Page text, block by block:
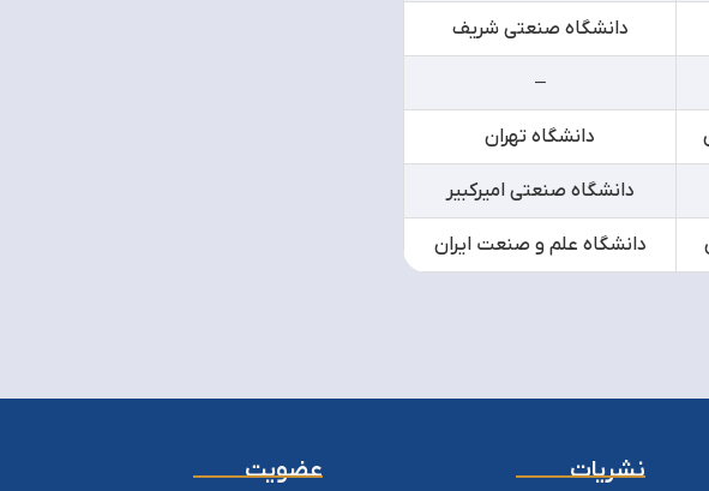
دانشگاه صنعتی شریف
–
دانشگاه تهران
دانشگاه صنعتی امیرکبیر
دانشگاه علم و صنعت ایران
نشریات عضویت